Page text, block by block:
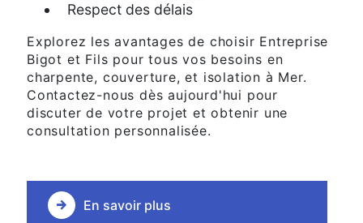
Respect des délais
Explorez les avantages de choisir Entreprise
Bigot et Fils pour tous vos besoins en
charpente, couverture, et isolation à Mer.
Contactez-nous dès aujourd'hui pour
discuter de votre projet et obtenir une
consultation personnalisée.
En savoir plus